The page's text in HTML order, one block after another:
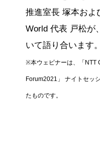
推進室長 塚本およ
World 代表 戸松が
いて語り合います。
※本ウェビナーは、「NTT
Forum2021」 ナイトセッ
たものです。